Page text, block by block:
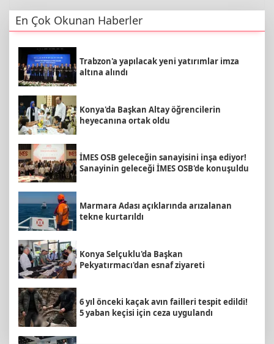
En Çok Okunan Haberler
Trabzon'a yapılacak yeni yatırımlar imza
altına alındı
Konya'da Başkan Altay öğrencilerin
heyecanına ortak oldu
İMES OSB geleceğin sanayisini inşa ediyor!
Sanayinin geleceği İMES OSB'de konuşuldu
Marmara Adası açıklarında arızalanan
tekne kurtarıldı
Konya Selçuklu'da Başkan
Pekyatırmacı'dan esnaf ziyareti
6 yıl önceki kaçak avın failleri tespit edildi!
5 yaban keçisi için ceza uygulandı